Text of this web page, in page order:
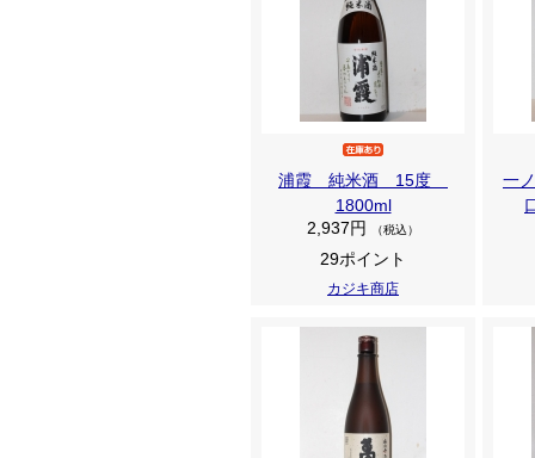
浦霞 純米酒 15度
1800ml
2,937円
（税込）
29ポイント
カジキ商店
一